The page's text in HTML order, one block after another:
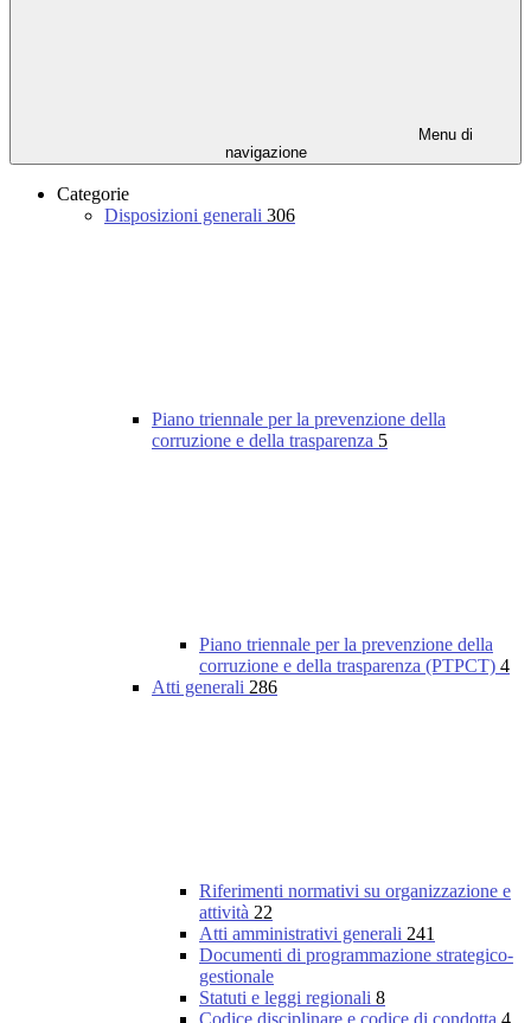
Menu di
navigazione
Categorie
Disposizioni generali 306
Piano triennale per la prevenzione della
corruzione e della trasparenza 5
Piano triennale per la prevenzione della
corruzione e della trasparenza (PTPCT) 4
Atti generali 286
Riferimenti normativi su organizzazione e
attività 22
Atti amministrativi generali 241
Documenti di programmazione strategico-
gestionale
Statuti e leggi regionali 8